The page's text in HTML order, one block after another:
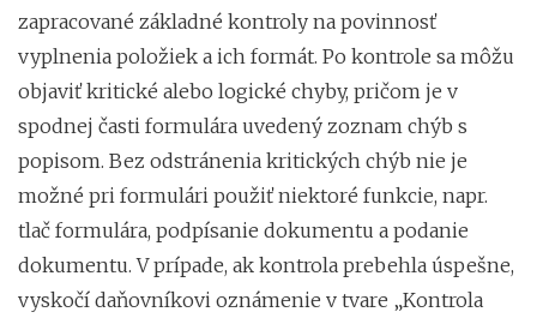
zapracované základné kontroly na povinnosť
vyplnenia položiek a ich formát. Po kontrole sa môžu
objaviť kritické alebo logické chyby, pričom je v
spodnej časti formulára uvedený zoznam chýb s
popisom. Bez odstránenia kritických chýb nie je
možné pri formulári použiť niektoré funkcie, napr.
tlač formulára, podpísanie dokumentu a podanie
dokumentu. V prípade, ak kontrola prebehla úspešne,
vyskočí daňovníkovi oznámenie v tvare „Kontrola